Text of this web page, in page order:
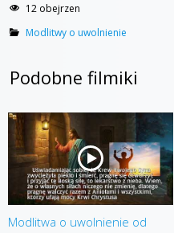
12 obejrzen
Modlitwy o uwolnienie
Podobne filmiki
Modlitwa o uwolnienie od